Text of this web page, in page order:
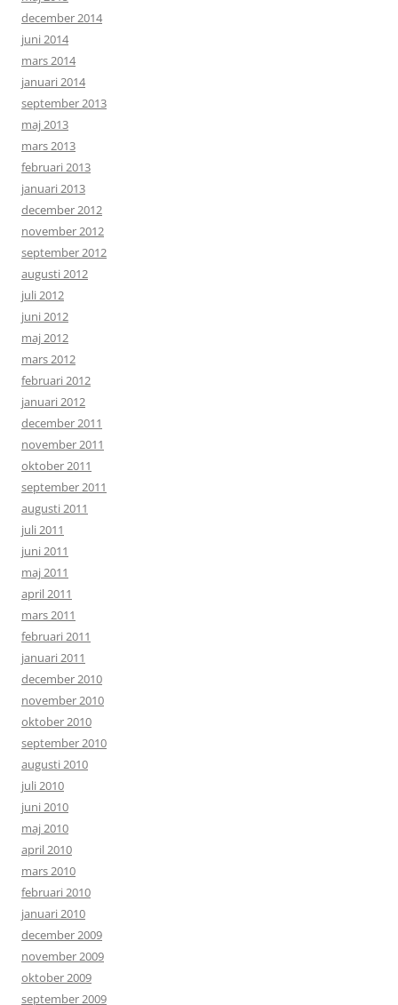
december 2014
juni 2014
mars 2014
januari 2014
september 2013
maj 2013
mars 2013
februari 2013
januari 2013
december 2012
november 2012
september 2012
augusti 2012
juli 2012
juni 2012
maj 2012
mars 2012
februari 2012
januari 2012
december 2011
november 2011
oktober 2011
september 2011
augusti 2011
juli 2011
juni 2011
maj 2011
april 2011
mars 2011
februari 2011
januari 2011
december 2010
november 2010
oktober 2010
september 2010
augusti 2010
juli 2010
juni 2010
maj 2010
april 2010
mars 2010
februari 2010
januari 2010
december 2009
november 2009
oktober 2009
september 2009